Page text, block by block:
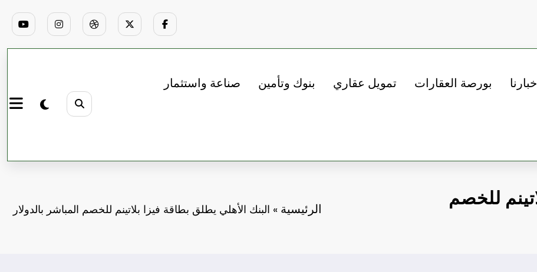
بورصة العقارات تمويل عقاري بنوك وتأمين صناعة واستثمار
للخصم
الرئيسية » البنك الأهلي يطلق بطاقة فيزا بلاتينم للخصم المباشر بالدولار